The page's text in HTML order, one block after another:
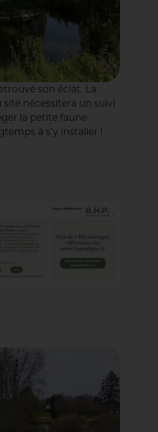
son éclat. La
nécessitera un suivi
la petite faune
à s’y installer !
Plantago